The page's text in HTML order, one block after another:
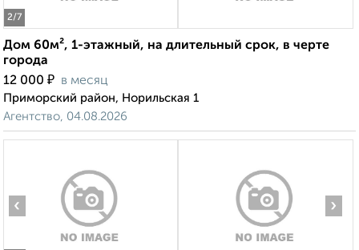
2/7
Дом 60м², 1-этажный, на длительный срок, в черте
города
12 000 ₽ в месяц
Приморский район, Норильская 1
Агентство, 04.08.2026
‹ ›